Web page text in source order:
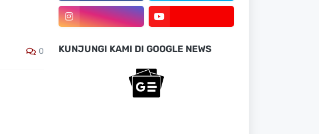
0 KUNJUNGI KAMI DI GOOGLE NEWS